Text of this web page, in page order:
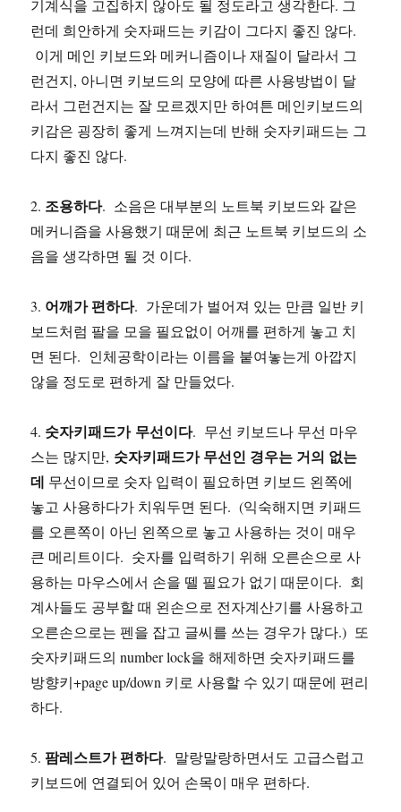
기계식을 고집하지 않아도 될 정도라고 생각한다. 그
런데 희안하게 숫자패드는 키감이 그다지 좋진 않다.
이게 메인 키보드와 메커니즘이나 재질이 달라서 그
런건지, 아니면 키보드의 모양에 따른 사용방법이 달
라서 그런건지는 잘 모르겠지만 하여튼 메인키보드의
키감은 굉장히 좋게 느껴지는데 반해 숫자키패드는 그
다지 좋진 않다.
2. 조용하다. 소음은 대부분의 노트북 키보드와 같은
메커니즘을 사용했기 때문에 최근 노트북 키보드의 소
음을 생각하면 될 것 이다.
3. 어깨가 편하다. 가운데가 벌어져 있는 만큼 일반 키
보드처럼 팔을 모을 필요없이 어깨를 편하게 놓고 치
면 된다. 인체공학이라는 이름을 붙여놓는게 아깝지
않을 정도로 편하게 잘 만들었다.
4. 숫자키패드가 무선이다. 무선 키보드나 무선 마우
스는 많지만, 숫자키패드가 무선인 경우는 거의 없는
데 무선이므로 숫자 입력이 필요하면 키보드 왼쪽에
놓고 사용하다가 치워두면 된다. (익숙해지면 키패드
를 오른쪽이 아닌 왼쪽으로 놓고 사용하는 것이 매우
큰 메리트이다. 숫자를 입력하기 위해 오른손으로 사
용하는 마우스에서 손을 뗄 필요가 없기 때문이다. 회
계사들도 공부할 때 왼손으로 전자계산기를 사용하고
오른손으로는 펜을 잡고 글씨를 쓰는 경우가 많다.) 또
숫자키패드의 number lock을 해제하면 숫자키패드를
방향키+page up/down 키로 사용할 수 있기 때문에 편리
하다.
5. 팜레스트가 편하다. 말랑말랑하면서도 고급스럽고
키보드에 연결되어 있어 손목이 매우 편하다.